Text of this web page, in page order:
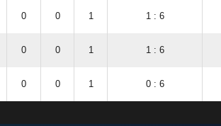
0 0 1 1 : 6
0 0 1 1 : 6
0 0 1 0 : 6